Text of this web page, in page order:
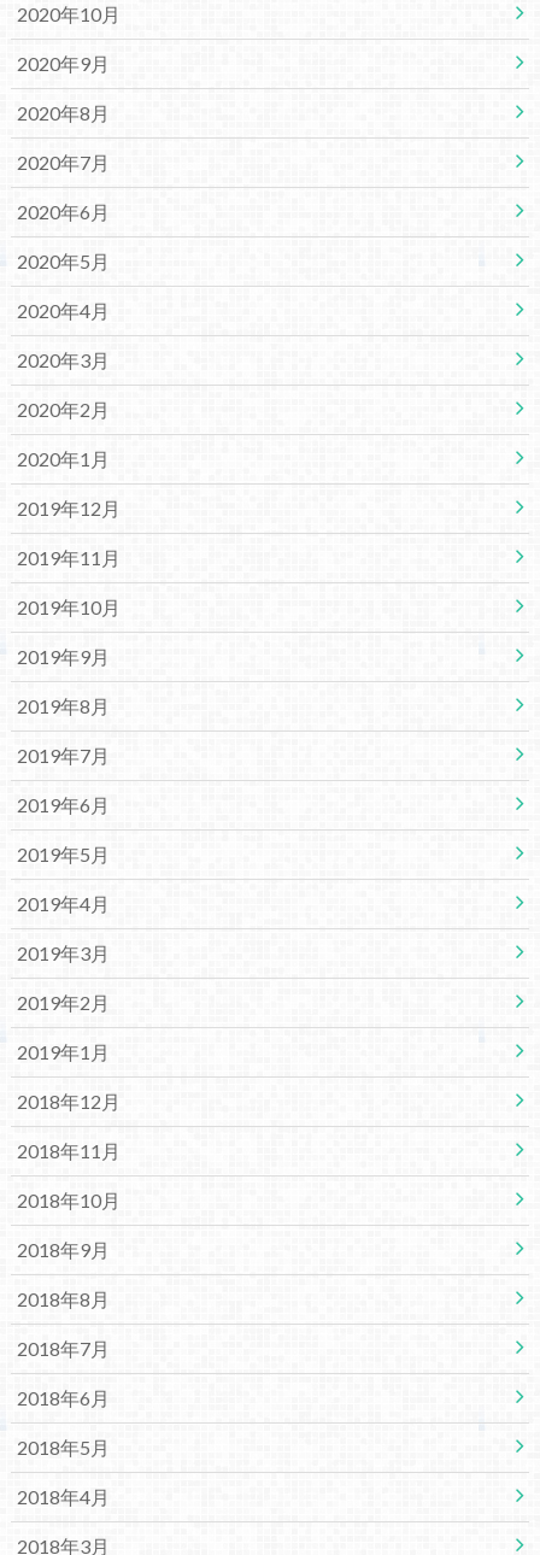
2020年10月
2020年9月
2020年8月
2020年7月
2020年6月
2020年5月
2020年4月
2020年3月
2020年2月
2020年1月
2019年12月
2019年11月
2019年10月
2019年9月
2019年8月
2019年7月
2019年6月
2019年5月
2019年4月
2019年3月
2019年2月
2019年1月
2018年12月
2018年11月
2018年10月
2018年9月
2018年8月
2018年7月
2018年6月
2018年5月
2018年4月
2018年3月